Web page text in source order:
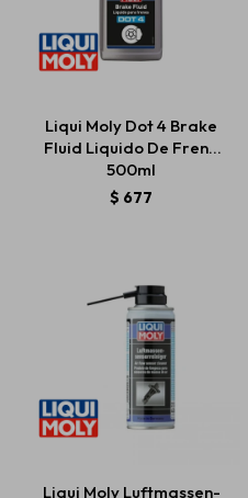
Liqui Moly Dot 4 Brake
Fluid Liquido De Freno
500ml
$ 677
Liqui Moly Luftmassen-